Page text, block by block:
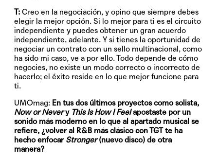
T: Creo en la negociación, y opino que siempre debes
elegir la mejor opción. Si lo mejor para ti es el circuito
independiente y puedes obtener un gran acuerdo
independiente, adelante. Y si tienes la oportunidad de
negociar un contrato con un sello multinacional, como
ha sido mi caso, ve a por ello. Todo depende de cómo
negocies, no existe un modo correcto o incorrecto de
hacerlo; el éxito reside en lo que mejor funcione para
ti.
UMOmag: En tus dos últimos proyectos como solista,
Now or Nevery This Is How I Feelapostaste por un
sonido más moderno en lo que al apartado musical se
refiere, ¿volver al R&B más clásico con TGT te ha
hecho enfocar Stronger(nuevo disco) de otra
manera?